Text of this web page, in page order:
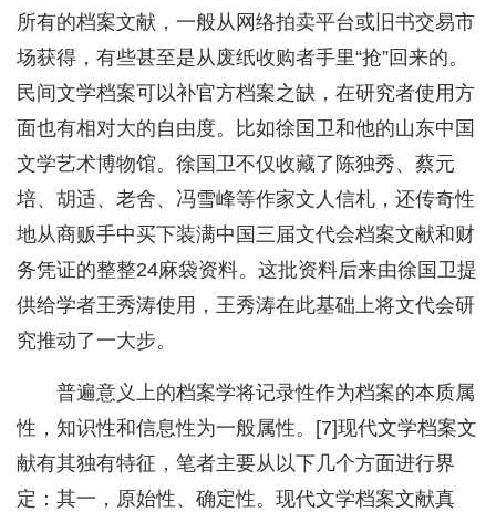
所有的档案文献，一般从网络拍卖平台或旧书交易市
场获得，有些甚至是从废纸收购者手里“抢”回来的。
民间文学档案可以补官方档案之缺，在研究者使用方
面也有相对大的自由度。比如徐国卫和他的山东中国
文学艺术博物馆。徐国卫不仅收藏了陈独秀、蔡元
培、胡适、老舍、冯雪峰等作家文人信札，还传奇性
地从商贩手中买下装满中国三届文代会档案文献和财
务凭证的整整24麻袋资料。这批资料后来由徐国卫提
供给学者王秀涛使用，王秀涛在此基础上将文代会研
究推动了一大步。
普遍意义上的档案学将记录性作为档案的本质属
性，知识性和信息性为一般属性。[7]现代文学档案文
献有其独有特征，笔者主要从以下几个方面进行界
定：其一，原始性、确定性。现代文学档案文献真